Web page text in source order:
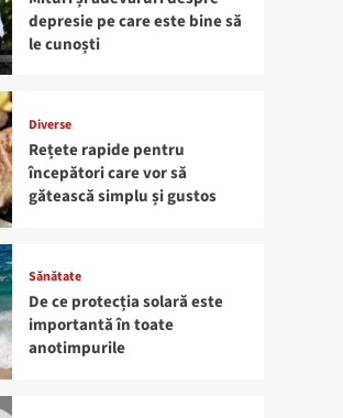
depresie pe care este bine să
le cunoști
Diverse
Rețete rapide pentru
începători care vor să
gătească simplu și gustos
Sănătate
De ce protecția solară este
importantă în toate
anotimpurile